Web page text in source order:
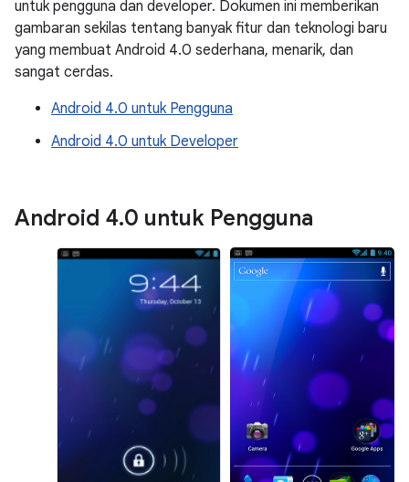
untuk pengguna dan developer. Dokumen ini memberikan
gambaran sekilas tentang banyak fitur dan teknologi baru
yang membuat Android 4.0 sederhana, menarik, dan
sangat cerdas.
Android 4.0 untuk Pengguna
Android 4.0 untuk Developer
Android 4.0 untuk Pengguna